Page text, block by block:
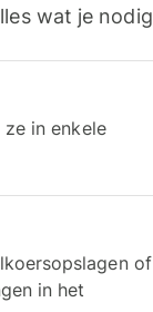
wat je nodig
in enkele
of
in het